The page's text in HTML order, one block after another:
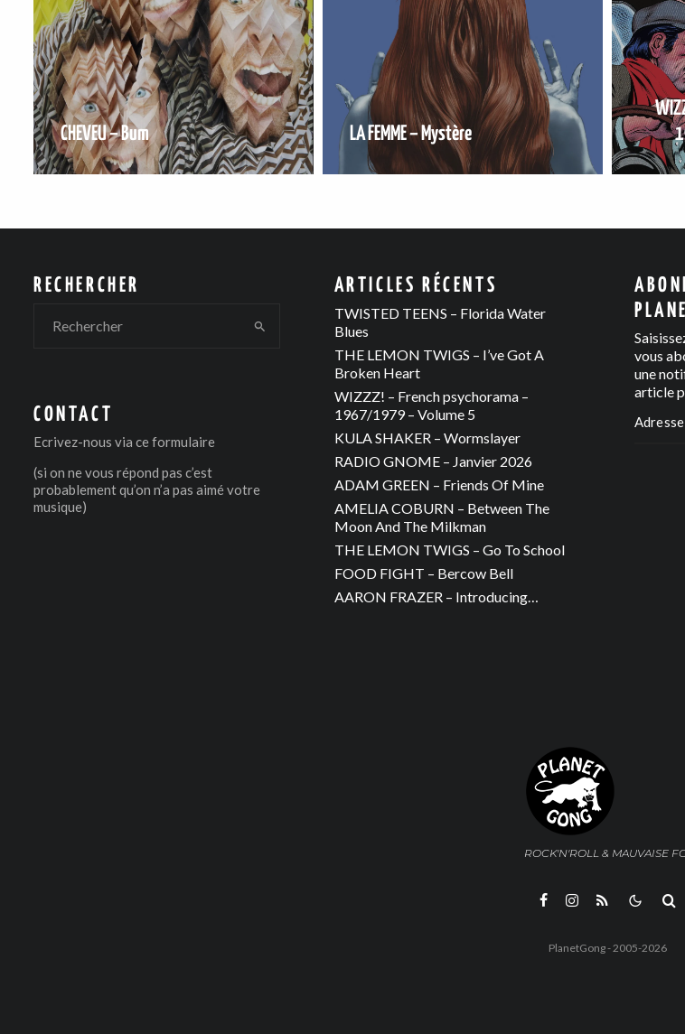
CHEVEU – Bum LA FEMME – Mystère
RECHERCHER
CONTACT
Ecrivez-nous via ce formulaire
(si on ne vous répond pas c’est
probablement qu’on n’a pas aimé votre
musique)
ARTICLES RÉCENTS
TWISTED TEENS – Florida Water
Blues
THE LEMON TWIGS – I’ve Got A
Broken Heart
WIZZZ! – French psychorama –
1967/1979 – Volume 5
KULA SHAKER – Wormslayer
RADIO GNOME – Janvier 2026
ADAM GREEN – Friends Of Mine
AMELIA COBURN – Between The
Moon And The Milkman
THE LEMON TWIGS – Go To School
FOOD FIGHT – Bercow Bell
AARON FRAZER – Introducing…
vous
une
article
ROCK'N'ROLL & MAUVAISE
PlanetGong - 2005-2026